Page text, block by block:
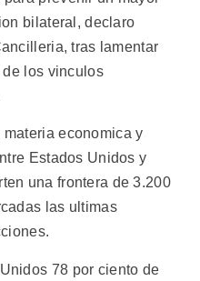
bilateral, declaro
tras lamentar
de los vinculos
economica y
Estados Unidos y
una frontera de 3.200
las ultimas
78 por ciento de